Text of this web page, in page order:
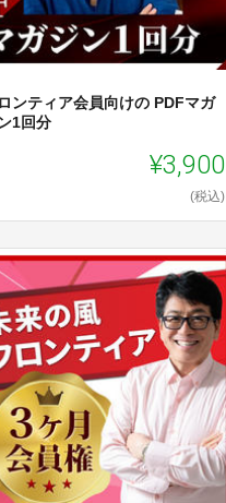
ンティア会員向けの PDFマガ
1回分
¥3,900
(税込)